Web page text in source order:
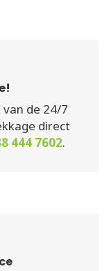
de 24/7
direct
444 7602.